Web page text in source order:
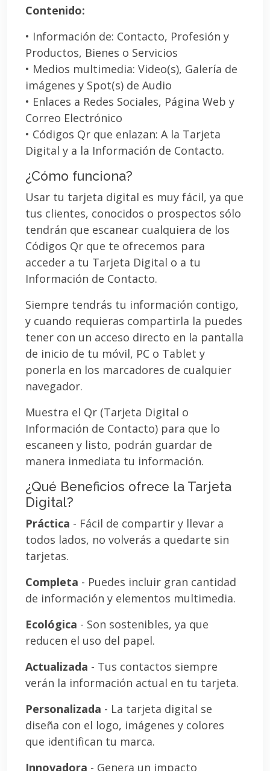
Contenido:
• Información de: Contacto, Profesión y
Productos, Bienes o Servicios
• Medios multimedia: Video(s), Galería de
imágenes y Spot(s) de Audio
• Enlaces a Redes Sociales, Página Web y
Correo Electrónico
• Códigos Qr que enlazan: A la Tarjeta
Digital y a la Información de Contacto.
¿Cómo funciona?
Usar tu tarjeta digital es muy fácil, ya que
tus clientes, conocidos o prospectos sólo
tendrán que escanear cualquiera de los
Códigos Qr que te ofrecemos para
acceder a tu Tarjeta Digital o a tu
Información de Contacto.
Siempre tendrás tu información contigo,
y cuando requieras compartirla la puedes
tener con un acceso directo en la pantalla
de inicio de tu móvil, PC o Tablet y
ponerla en los marcadores de cualquier
navegador.
Muestra el Qr (Tarjeta Digital o
Información de Contacto) para que lo
escaneen y listo, podrán guardar de
manera inmediata tu información.
¿Qué Beneficios ofrece la Tarjeta
Digital?
Práctica - Fácil de compartir y llevar a
todos lados, no volverás a quedarte sin
tarjetas.
Completa - Puedes incluir gran cantidad
de información y elementos multimedia.
Ecológica - Son sostenibles, ya que
reducen el uso del papel.
Actualizada - Tus contactos siempre
verán la información actual en tu tarjeta.
Personalizada - La tarjeta digital se
diseña con el logo, imágenes y colores
que identifican tu marca.
Innovadora - Genera un impacto